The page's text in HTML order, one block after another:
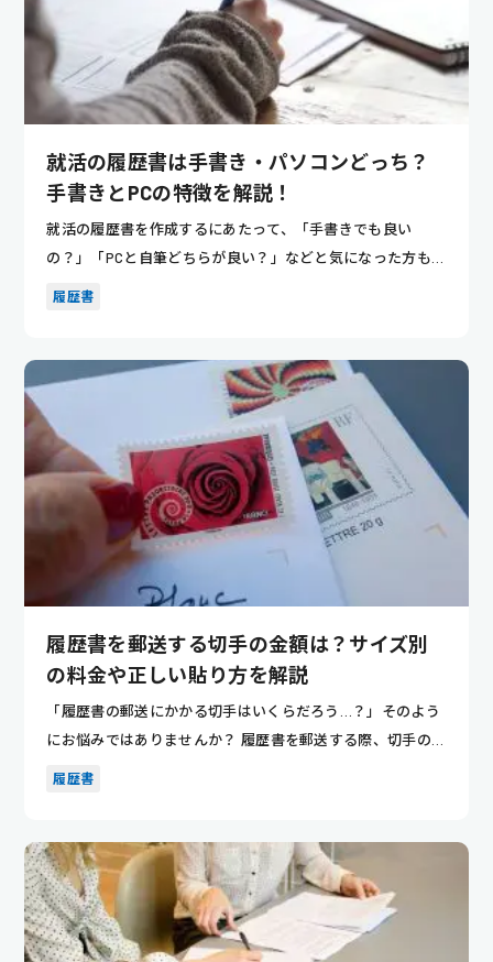
就活の履歴書は手書き・パソコンどっち？
手書きとPCの特徴を解説！
就活の履歴書を作成するにあたって、「手書きでも良い
の？」「PCと自筆どちらが良い？」などと気になった方もい
るのではないで...
履歴書
履歴書を郵送する切手の金額は？サイズ別
の料金や正しい貼り方を解説
「履歴書の郵送にかかる切手はいくらだろう…？」そのよう
にお悩みではありませんか？ 履歴書を郵送する際、切手の金
額がわから...
履歴書